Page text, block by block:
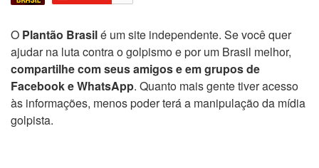
O Plantão Brasilé um site independente. Se você quer
ajudar na luta contra o golpismo e por um Brasil melhor,
compartilhe com seus amigos e em grupos de
Facebook e WhatsApp. Quanto mais gente tiver acesso
às informações, menos poder terá a manipulação da mídia
golpista.